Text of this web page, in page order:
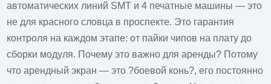
автоматических линий SMT и 4 печатные машины — это
не для красного словца в проспекте. Это гарантия
контроля на каждом этапе: от пайки чипов на плату до
сборки модуля. Почему это важно для аренды? Потому
что арендный экран — это ?боевой конь?, его постоянно